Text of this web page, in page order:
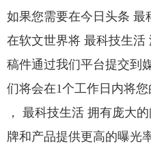
如果您需要在今日头条
在软文世界将 最科技生
稿件通过我们平台提交到
们将会在1个工作日内将
， 最科技生活 拥有庞大
牌和产品提供更高的曝光